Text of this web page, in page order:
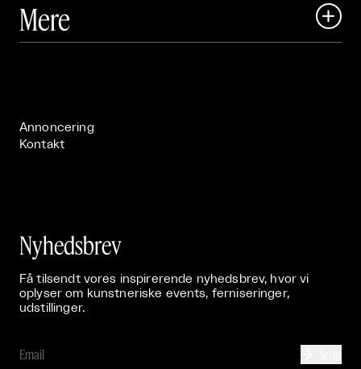
 Art Matter Festival
Mere 
Annoncering
Kontakt
Nyhedsbrev
Få tilsendt vores inspirerende nyhedsbrev, hvor vi
oplyser om kunstneriske events, ferniseringer,
udstillinger.